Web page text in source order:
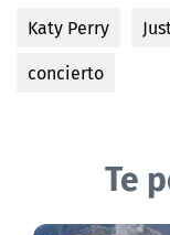
Katy Perry
concierto
Te